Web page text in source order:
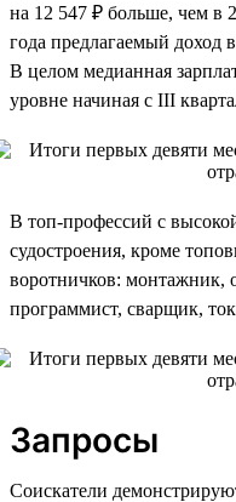
на 12 547 ₽ больше, чем в
года предлагаемый доход
В целом медианная
уровне начиная с III
В топ-профессий с
судостроения, кроме
воротничков: монтажник,
программист, сварщик,
Запросы
Соискатели